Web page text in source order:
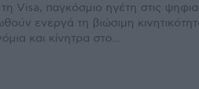
Visa, παγκόσμιο ηγέτη στις
ενεργά τη βιώσιμη
και κίνητρα στο...